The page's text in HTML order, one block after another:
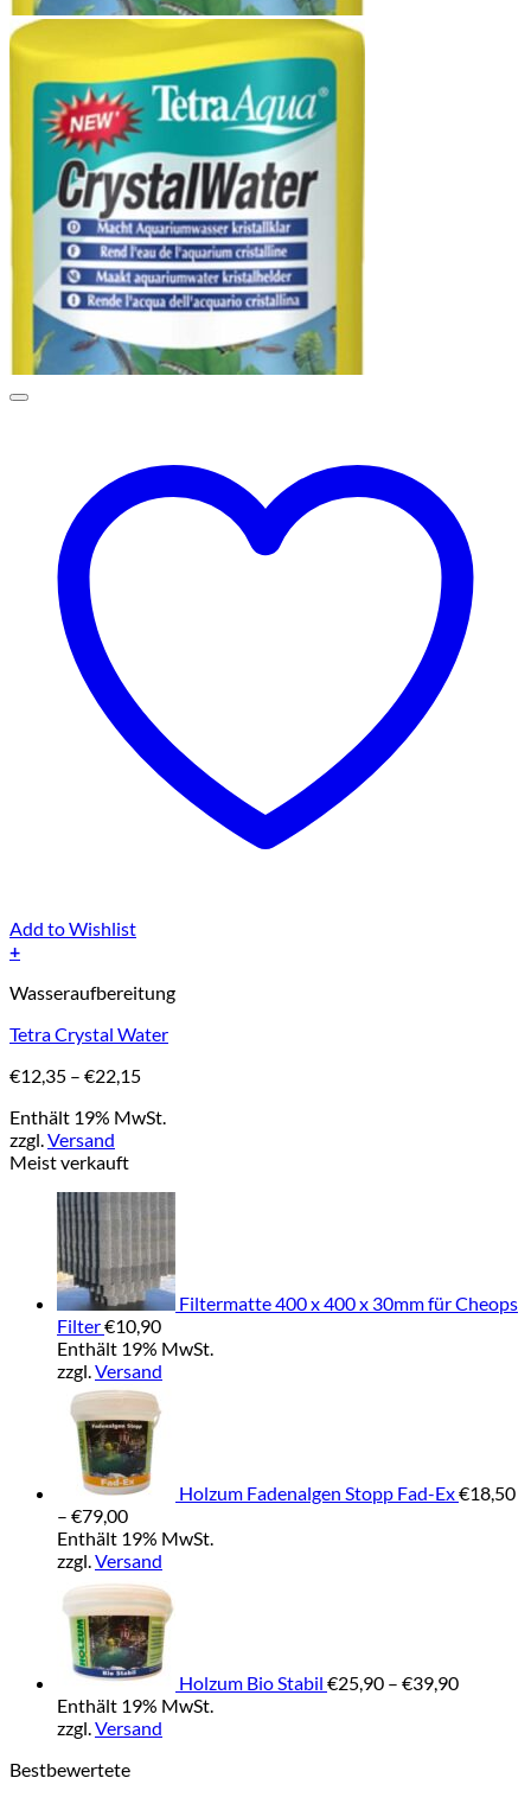
Add to Wishlist
+
Produkt
mehrere
auf.
Die
Optionen
können
auf
Produktseite
gewählt
werden
Wasseraufbereitung
Tetra Crystal Water
€12,35 – €22,15Preisspanne:
bis
Enthält 19% MwSt.
zzgl.Versand
Meist verkauft
Filtermatte 400 x 400 x 30mm für Cheops
Filter€10,90
Enthält 19% MwSt.
zzgl.Versand
Holzum Fadenalgen Stopp Fad-Ex€18,50
– €79,00Preisspanne:
€18,50
bis
€79,00
Enthält 19% MwSt.
zzgl.Versand
Holzum Bio Stabil €25,90 – €39,90
Enthält 19% MwSt.
zzgl.Versand
Bestbewertete